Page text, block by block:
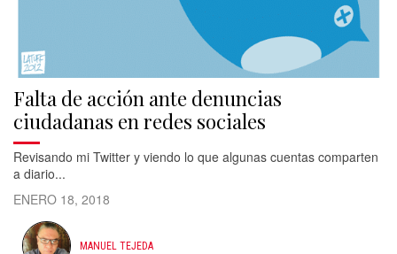
Falta de acción ante denuncias
ciudadanas en redes sociales
Revisando mi Twitter y viendo lo que algunas cuentas comparten
a diario...
ENERO 18, 2018
MANUEL TEJEDA